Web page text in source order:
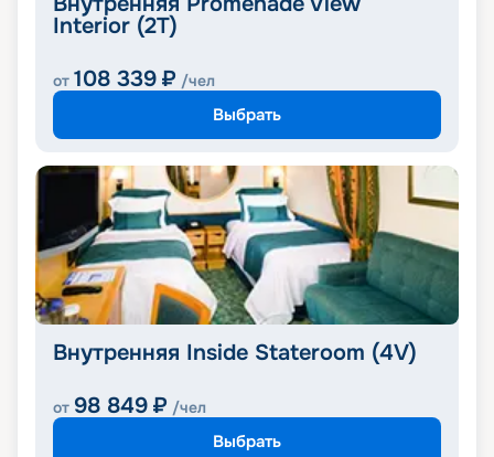
Interior (2T)
от 108 339 ₽ /чел
Выбрать
Внутренняя Inside Stateroom (4V)
от 98 849 ₽ /чел
Выбрать